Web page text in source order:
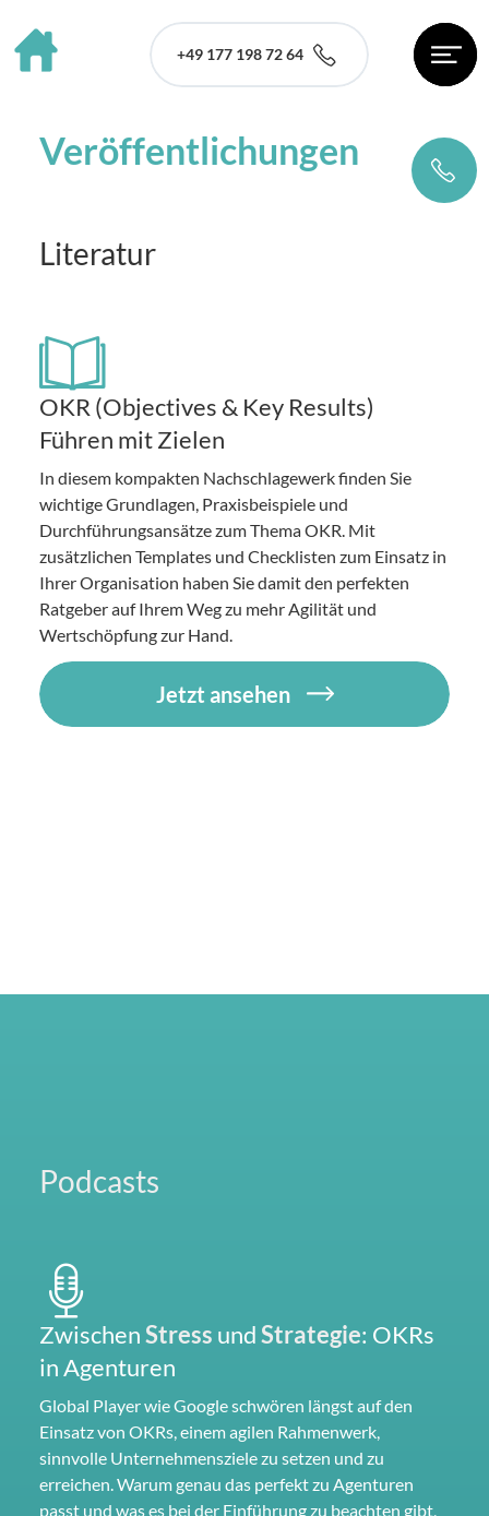
+49 177 198 72 64
Veröffentlichungen
Literatur
OKR (Objectives & Key Results)
Führen mit Zielen
In diesem kompakten Nachschlagewerk finden Sie
wichtige Grundlagen, Praxisbeispiele und
Durchführungsansätze zum Thema OKR. Mit
zusätzlichen Templates und Checklisten zum Einsatz in
Ihrer Organisation haben Sie damit den perfekten
Ratgeber auf Ihrem Weg zu mehr Agilität und
Wertschöpfung zur Hand.
Jetzt ansehen
Podcasts
ZwischenStress undStrategie: OKRs
in Agenturen
Global Player wie Google schwören längst auf den
Einsatz von OKRs, einem agilen Rahmenwerk,
sinnvolle Unternehmensziele zu setzen und zu
erreichen. Warum genau das perfekt zu Agenturen
passt und was es bei der Einführung zu beachten gibt,